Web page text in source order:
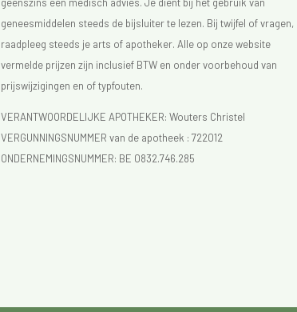
geenszins een medisch advies. Je dient bij het gebruik van
geneesmiddelen steeds de bijsluiter te lezen. Bij twijfel of vragen,
raadpleeg steeds je arts of apotheker. Alle op onze website
vermelde prijzen zijn inclusief BTW en onder voorbehoud van
prijswijzigingen en of typfouten.
VERANTWOORDELIJKE APOTHEKER: Wouters Christel
VERGUNNINGSNUMMER van de apotheek : 722012
ONDERNEMINGSNUMMER: BE 0832.746.285